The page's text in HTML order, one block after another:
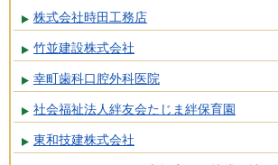
株式会社時田工務店
竹並建設株式会社
幸町歯科口腔外科医院
社会福祉法人絆友会たじま絆保育園
東和技建株式会社